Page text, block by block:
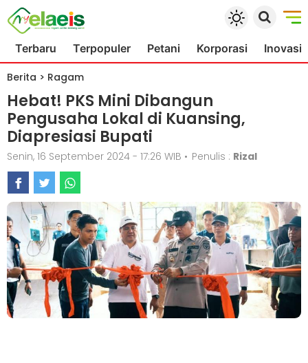
Terbaru Terpopuler Petani Korporasi Inovasi
Berita > Ragam
Hebat! PKS Mini Dibangun
Pengusaha Lokal di Kuansing,
Diapresiasi Bupati
Senin, 16 September 2024 - 17:26 WIB • Penulis : Rizal